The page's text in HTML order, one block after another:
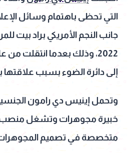
التي تحظى باهتمام وسائل
جانب النجم الأمريكي براد بيت
2022، وذلك بعدما انتقلت
إلى دائرة الضوء بسبب علاقتها
وتحمل إينيس دي رامون
خبيرة مجوهرات وتشغل منصب
متخصصة في تصميم المجوهرات